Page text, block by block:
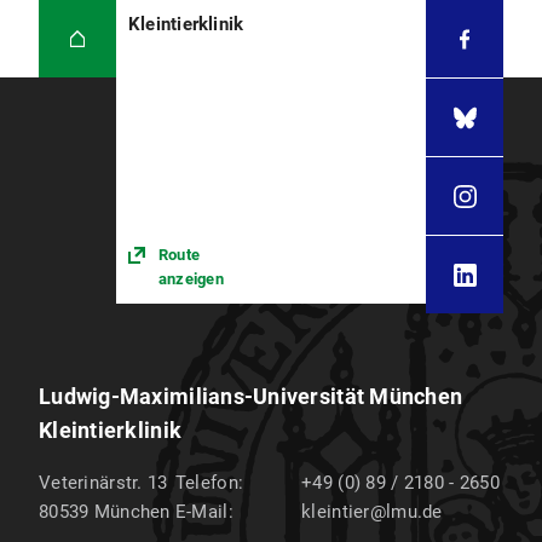
Kleintierklinik
Route
anzeigen
Ludwig-Maximilians-Universität München
Kleintierklinik
Veterinärstr. 13
80539 München
Telefon:
+49 (0) 89 / 2180 - 2650
E-Mail:
kleintier@lmu.de